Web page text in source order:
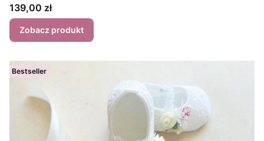
Cena
139,00 zł
Zobacz produkt
Bestseller